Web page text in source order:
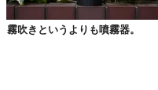
霧吹きというよりも噴霧器。